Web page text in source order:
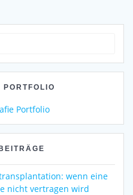
PORTFOLIO
Portfolio
wenn eine
nicht vertragen wird